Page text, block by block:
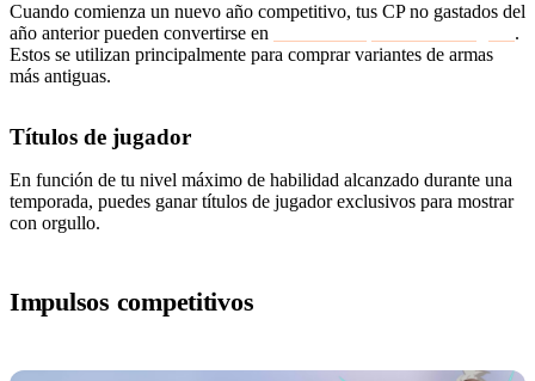
Cuando comienza un nuevo año competitivo, tus CP no gastados del
año anterior pueden convertirse en
.
Estos se utilizan principalmente para comprar variantes de armas
más antiguas.
Títulos de jugador
En función de tu nivel máximo de habilidad alcanzado durante una
temporada, puedes ganar títulos de jugador exclusivos para mostrar
con orgullo.
Impulsos competitivos